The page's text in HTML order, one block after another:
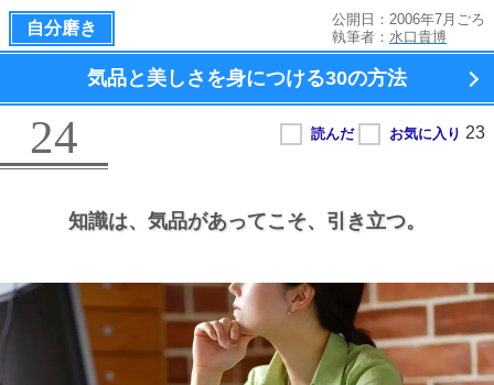
自分磨き
公開日：2006年7月ごろ
執筆者： 水口貴博
気品と美しさを身につける30の方法
24
知識は、 気品があってこそ、 引き立つ。